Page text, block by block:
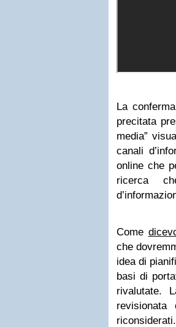
La
precitata
media”
canali
online che
ricerca
Come
che
idea di
basi di
rivalutate.
riconsiderati.